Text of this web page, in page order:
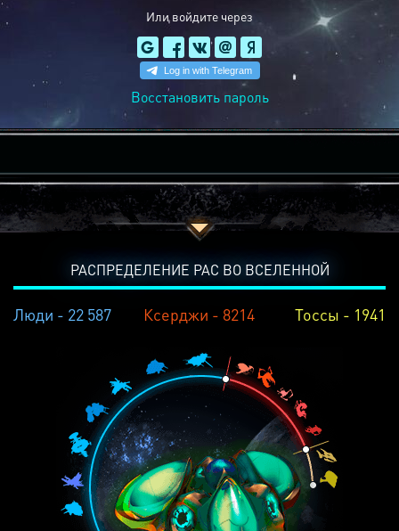
Или войдите через
Восстановить пароль
РАСПРЕДЕЛЕНИЕ РАС ВО ВСЕЛЕННОЙ
Люди - 22 587 Ксерджи - 8214 Тоссы - 1941